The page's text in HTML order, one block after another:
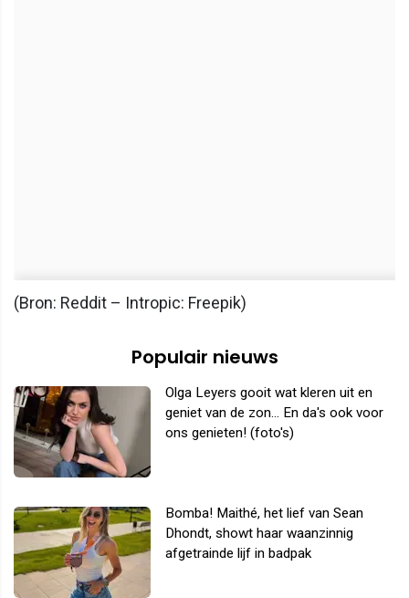
(Bron: Reddit – Intropic: Freepik)
Populair nieuws
Olga Leyers gooit wat kleren uit en
geniet van de zon... En da's ook voor
ons genieten! (foto's)
Bomba! Maithé, het lief van Sean
Dhondt, showt haar waanzinnig
afgetrainde lijf in badpak